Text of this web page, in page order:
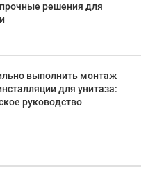
решения для
выполнить монтаж
для унитаза:
руководство